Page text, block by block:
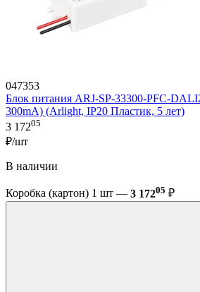
047353
Блок питания ARJ-SP-33300-PFC-
300mA) (Arlight, IP20 Пластик, 5 лет)
3 17205
₽/шт
В наличии
Коробка (картон) 1 шт — 3 17205 ₽